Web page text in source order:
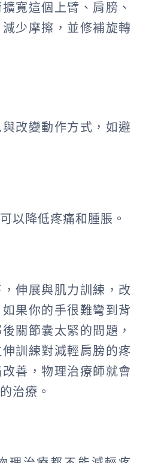
寬這個上臂、肩膀、
少摩擦，並修補旋轉
改變動作方式，如避
以降低疼痛和腫脹。
伸展與肌力訓練，改
果你的手很難彎到背
關節囊太緊的問題，
訓練對減輕肩膀的疼
善，物理治療師就會
治療。